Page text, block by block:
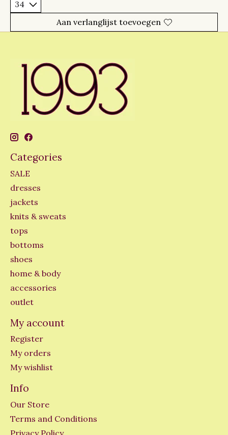
Aan verlanglijst toevoegen
Categories
SALE
dresses
jackets
knits & sweats
tops
bottoms
shoes
home & body
accessories
outlet
My account
Register
My orders
My wishlist
Info
Our Store
Terms and Conditions